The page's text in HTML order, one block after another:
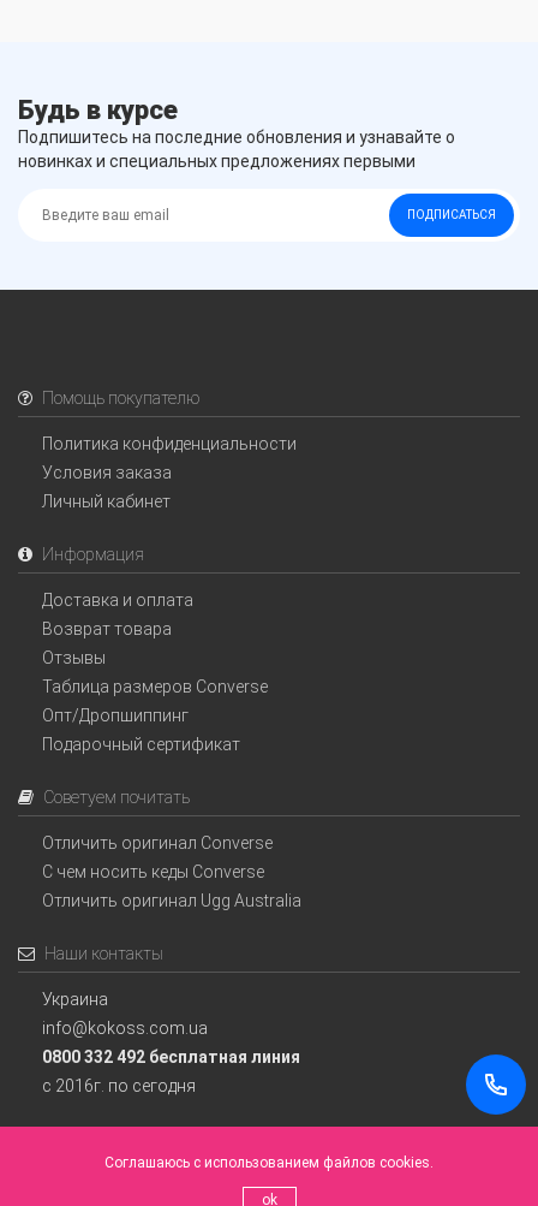
Будь в курсе
Подпишитесь на последние обновления и узнавайте о
новинках и специальных предложениях первыми
ПОДПИСАТЬСЯ
Помощь покупателю
Политика конфиденциальности
Условия заказа
Личный кабинет
Информация
Доставка и оплата
Возврат товара
Отзывы
Таблица размеров Converse
Опт/Дропшиппинг
Подарочный сертификат
Советуем почитать
Отличить оригинал Converse
С чем носить кеды Converse
Отличить оригинал Ugg Australia
Наши контакты
Украина
info@kokoss.com.ua
0800 332 492 бесплатная линия
с 2016г. по сегодня
Интернет магазин Converse Украина.
Соглашаюсь с использованием файлов cookies.
ok